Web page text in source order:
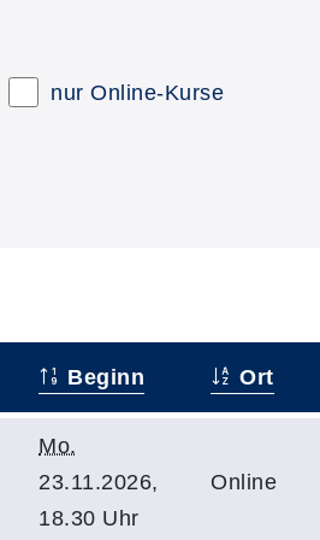
nur Online-Kurse
Beginn Ort
Mo.
23.11.2026,
18.30 Uhr
Online